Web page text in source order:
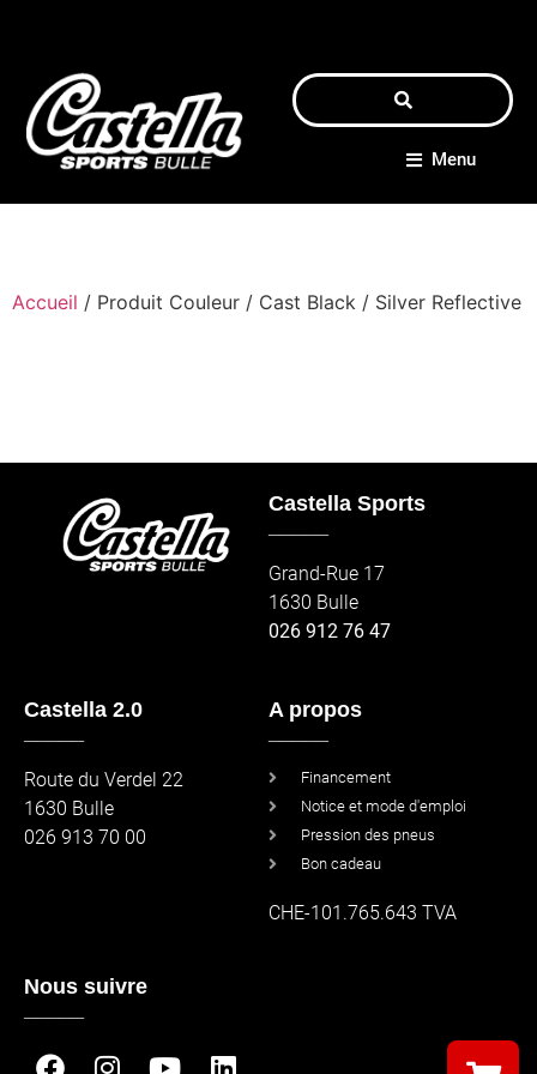
Menu
Accueil / Produit Couleur / Cast Black / Silver Reflective
Castella Sports
Grand-Rue 17
1630 Bulle
026 912 76 47
Castella 2.0
Route du Verdel 22
1630 Bulle
026 913 70 00
A propos
Financement
Notice et mode d'emploi
Pression des pneus
Bon cadeau
CHE-101.765.643 TVA
Nous suivre